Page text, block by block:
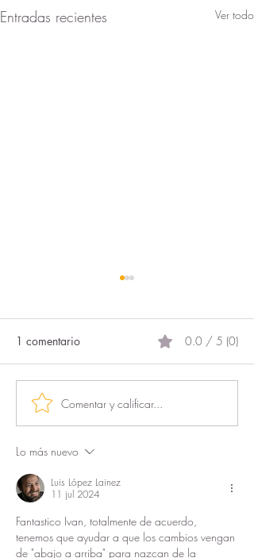
Entradas recientes Ver todo
La Nueva Ruralidad
Insular: sembrando futuro
1 comentario 0.0 / 5 (0)
Comentar y calificar...
Lo más nuevo
Luis López Lainez
11 jul 2024
Fantastico Ivan, totalmente de acuerdo,
tenemos que ayudar a que los cambios vengan
de "abajo a arriba" para nazcan de la